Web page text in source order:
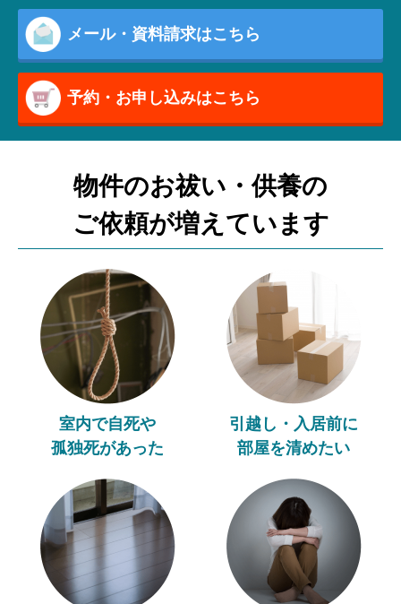
メール・資料請求はこちら
予約・お申し込みはこちら
物件のお祓い・供養の
ご依頼が増えています
室内で自死や
孤独死があった
引越し・入居前に
部屋を清めたい